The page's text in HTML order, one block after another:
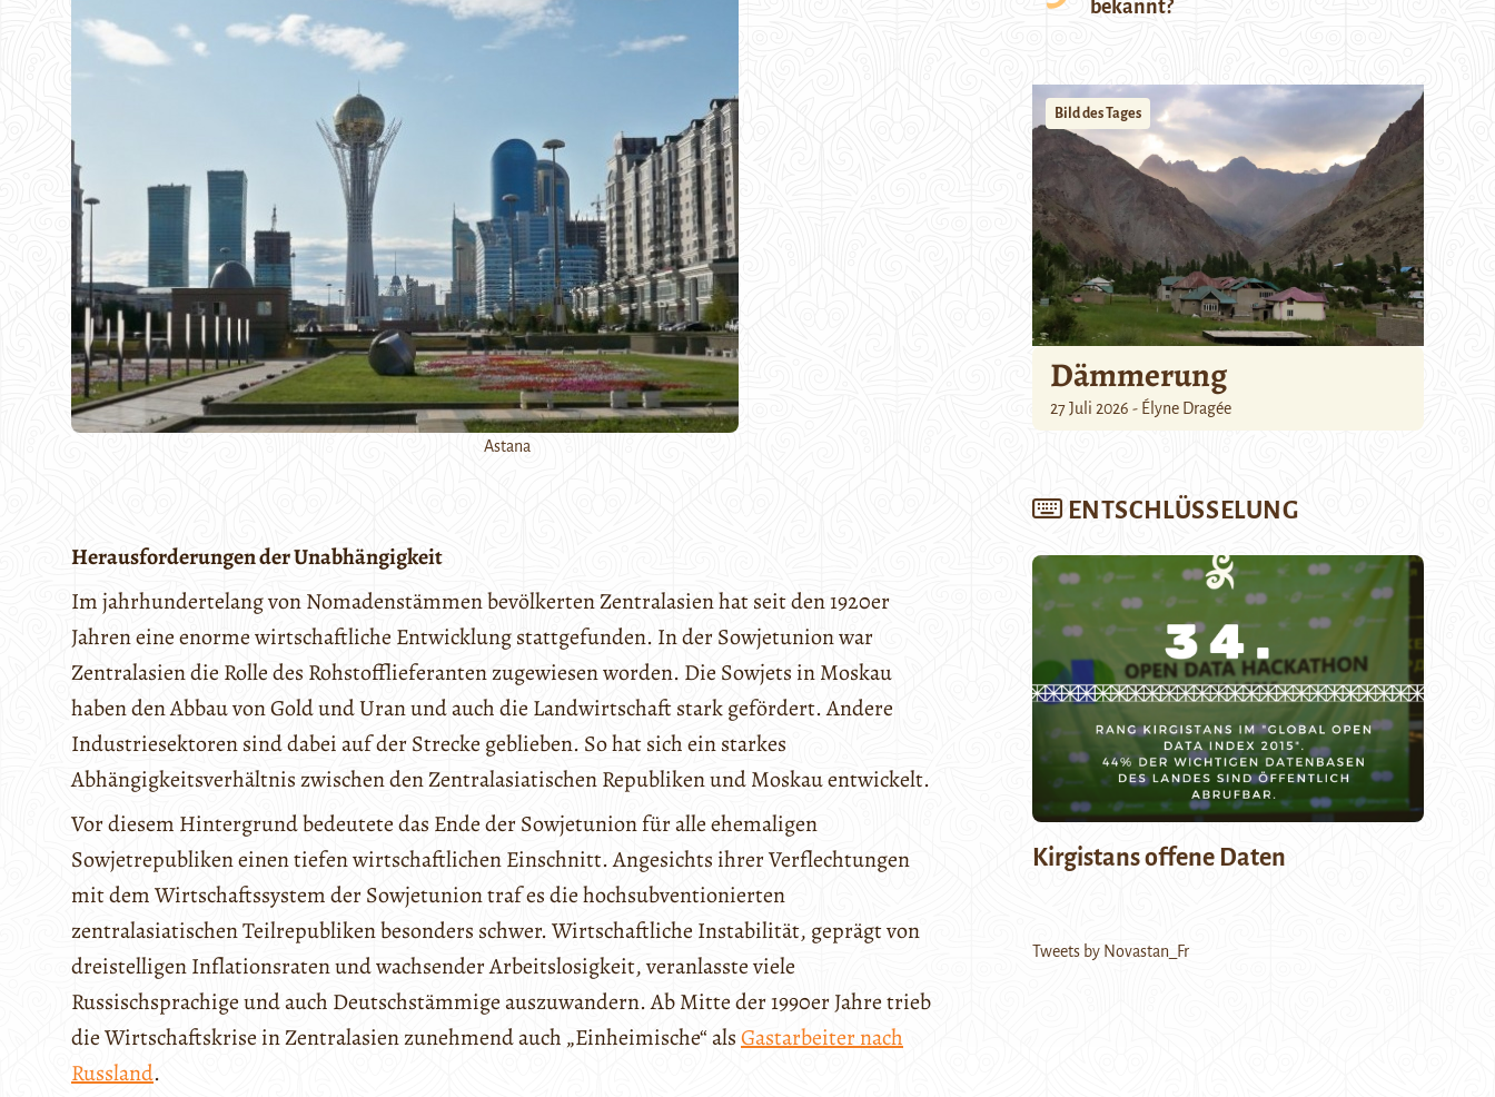
Astana
Herausforderungen der Unabhängigkeit
Im jahrhundertelang von Nomadenstämmen bevölkerten Zentralasien hat seit den 1920er
Jahren eine enorme wirtschaftliche Entwicklung stattgefunden. In der Sowjetunion war
Zentralasien die Rolle des Rohstofflieferanten zugewiesen worden. Die Sowjets in Moskau
haben den Abbau von Gold und Uran und auch die Landwirtschaft stark gefördert. Andere
Industriesektoren sind dabei auf der Strecke geblieben. So hat sich ein starkes
Abhängigkeitsverhältnis zwischen den Zentralasiatischen Republiken und Moskau entwickelt.
Vor diesem Hintergrund bedeutete das Ende der Sowjetunion für alle ehemaligen
Sowjetrepubliken einen tiefen wirtschaftlichen Einschnitt. Angesichts ihrer Verflechtungen
mit dem Wirtschaftssystem der Sowjetunion traf es die hochsubventionierten
zentralasiatischen Teilrepubliken besonders schwer. Wirtschaftliche Instabilität, geprägt von
dreistelligen Inflationsraten und wachsender Arbeitslosigkeit, veranlasste viele
Russischsprachige und auch Deutschstämmige auszuwandern. Ab Mitte der 1990er Jahre trieb
die Wirtschaftskrise in Zentralasien zunehmend auch „Einheimische“ alsGastarbeiter nach
Russland.
bekannt?
Bild des Tages
Dämmerung
27 Juli 2026 - Élyne Dragée
ENTSCHLÜSSELUNG
Kirgistans offene Daten
Tweets by Novastan_Fr